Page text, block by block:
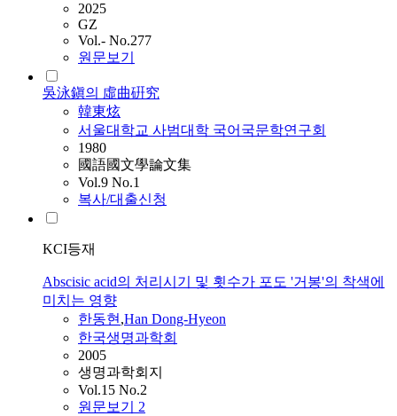
2025
GZ
Vol.- No.277
원문보기
吳泳鎭의 虛曲硏究
韓東炫
서울대학교 사범대학 국어국문학연구회
1980
國語國文學論文集
Vol.9 No.1
복사/대출신청
KCI등재
Abscisic acid의 처리시기 및 횟수가 포도 '거봉'의 착색에
미치는 영향
한동현,Han Dong-Hyeon
한국생명과학회
2005
생명과학회지
Vol.15 No.2
원문보기 2